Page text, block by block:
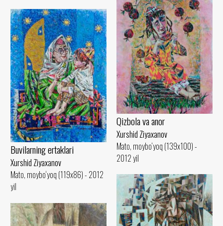
Qizbola va anor
Xurshid Ziyaxanov
Mato, moybo‘yoq (139x100) -
2012 yil
Buvilarning ertaklari
Xurshid Ziyaxanov
Mato, moybo‘yoq (119x86) - 2012
yil